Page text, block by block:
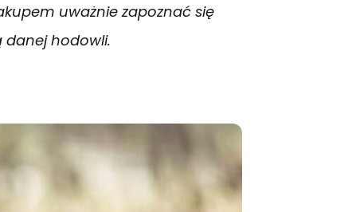
uważnie zapoznać się
danej hodowli.